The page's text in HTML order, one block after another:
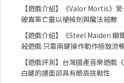
【遊戲介紹】《Valor Mortis》
破崙軍亡靈以槍械劍與魔法殺敵
【遊戲介紹】《Steel Maiden 鋼
殺遊戲 只靠兩鍵操作動作極致流
【遊戲評測】台灣國產音樂遊戲
白鍵的譜面卻具有頗高挑戰性